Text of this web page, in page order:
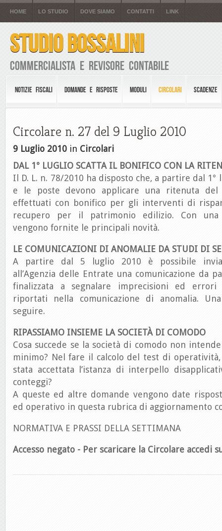
HOME LO STUDIO DOVE SIAMO CONTATTI LINK
STUDIO BOSSALINI
Commercialista e Revisore Contabile
NOTIZIE FISCALI DOMANDE E RISPOSTE MODULI CIRCOLARI SCADENZE
Circolare n. 27 del 9 Luglio 2010
9 Luglio 2010 in Circolari
DAL 1° LUGLIO SCATTA IL BONIFICO CON LA
Il D. L. n. 78/2010 ha disposto che, a partire dal 1°
e le poste devono applicare una ritenuta del
effettuati con bonifico per gli interventi di
recupero per il patrimonio edilizio. Con una
vengono fornite le principali novità.
LE COMUNICAZIONI DI ANOMALIE DA STUDI DI
A partire dal 5 luglio 2010 è possibile
all’Agenzia delle Entrate una comunicazione da
finalizzata a segnalare imprecisioni ed
riportati nella comunicazione di anomalia.
seguire.
RIPASSIAMO INSIEME LA SOCIETÀ DI COMODO
Cosa succede se la società di comodo non
minimo? Nel fare il calcolo del test di
stata accettata l’istanza di interpello
conteggi?
A queste ed altre domande vengono date
ed operativo in questa rubrica di aggiornamento
NORMATIVA E PRASSI DELLA SETTIMANA
Accesso negato - Per scaricare la Circolare accedi